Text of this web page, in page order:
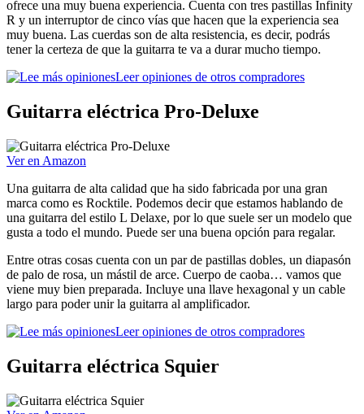
ofrece una muy buena experiencia. Cuenta con tres pastillas Infinity
R y un interruptor de cinco vías que hacen que la experiencia sea
muy buena. Las cuerdas son de alta resistencia, es decir, podrás
tener la certeza de que la guitarra te va a durar mucho tiempo.
Leer opiniones de otros compradores
Guitarra eléctrica Pro-Deluxe
Ver en Amazon
Una guitarra de alta calidad que ha sido fabricada por una gran
marca como es Rocktile. Podemos decir que estamos hablando de
una guitarra del estilo L Delaxe, por lo que suele ser un modelo que
gusta a todo el mundo. Puede ser una buena opción para regalar.
Entre otras cosas cuenta con un par de pastillas dobles, un diapasón
de palo de rosa, un mástil de arce. Cuerpo de caoba… vamos que
viene muy bien preparada. Incluye una llave hexagonal y un cable
largo para poder unir la guitarra al amplificador.
Leer opiniones de otros compradores
Guitarra eléctrica Squier